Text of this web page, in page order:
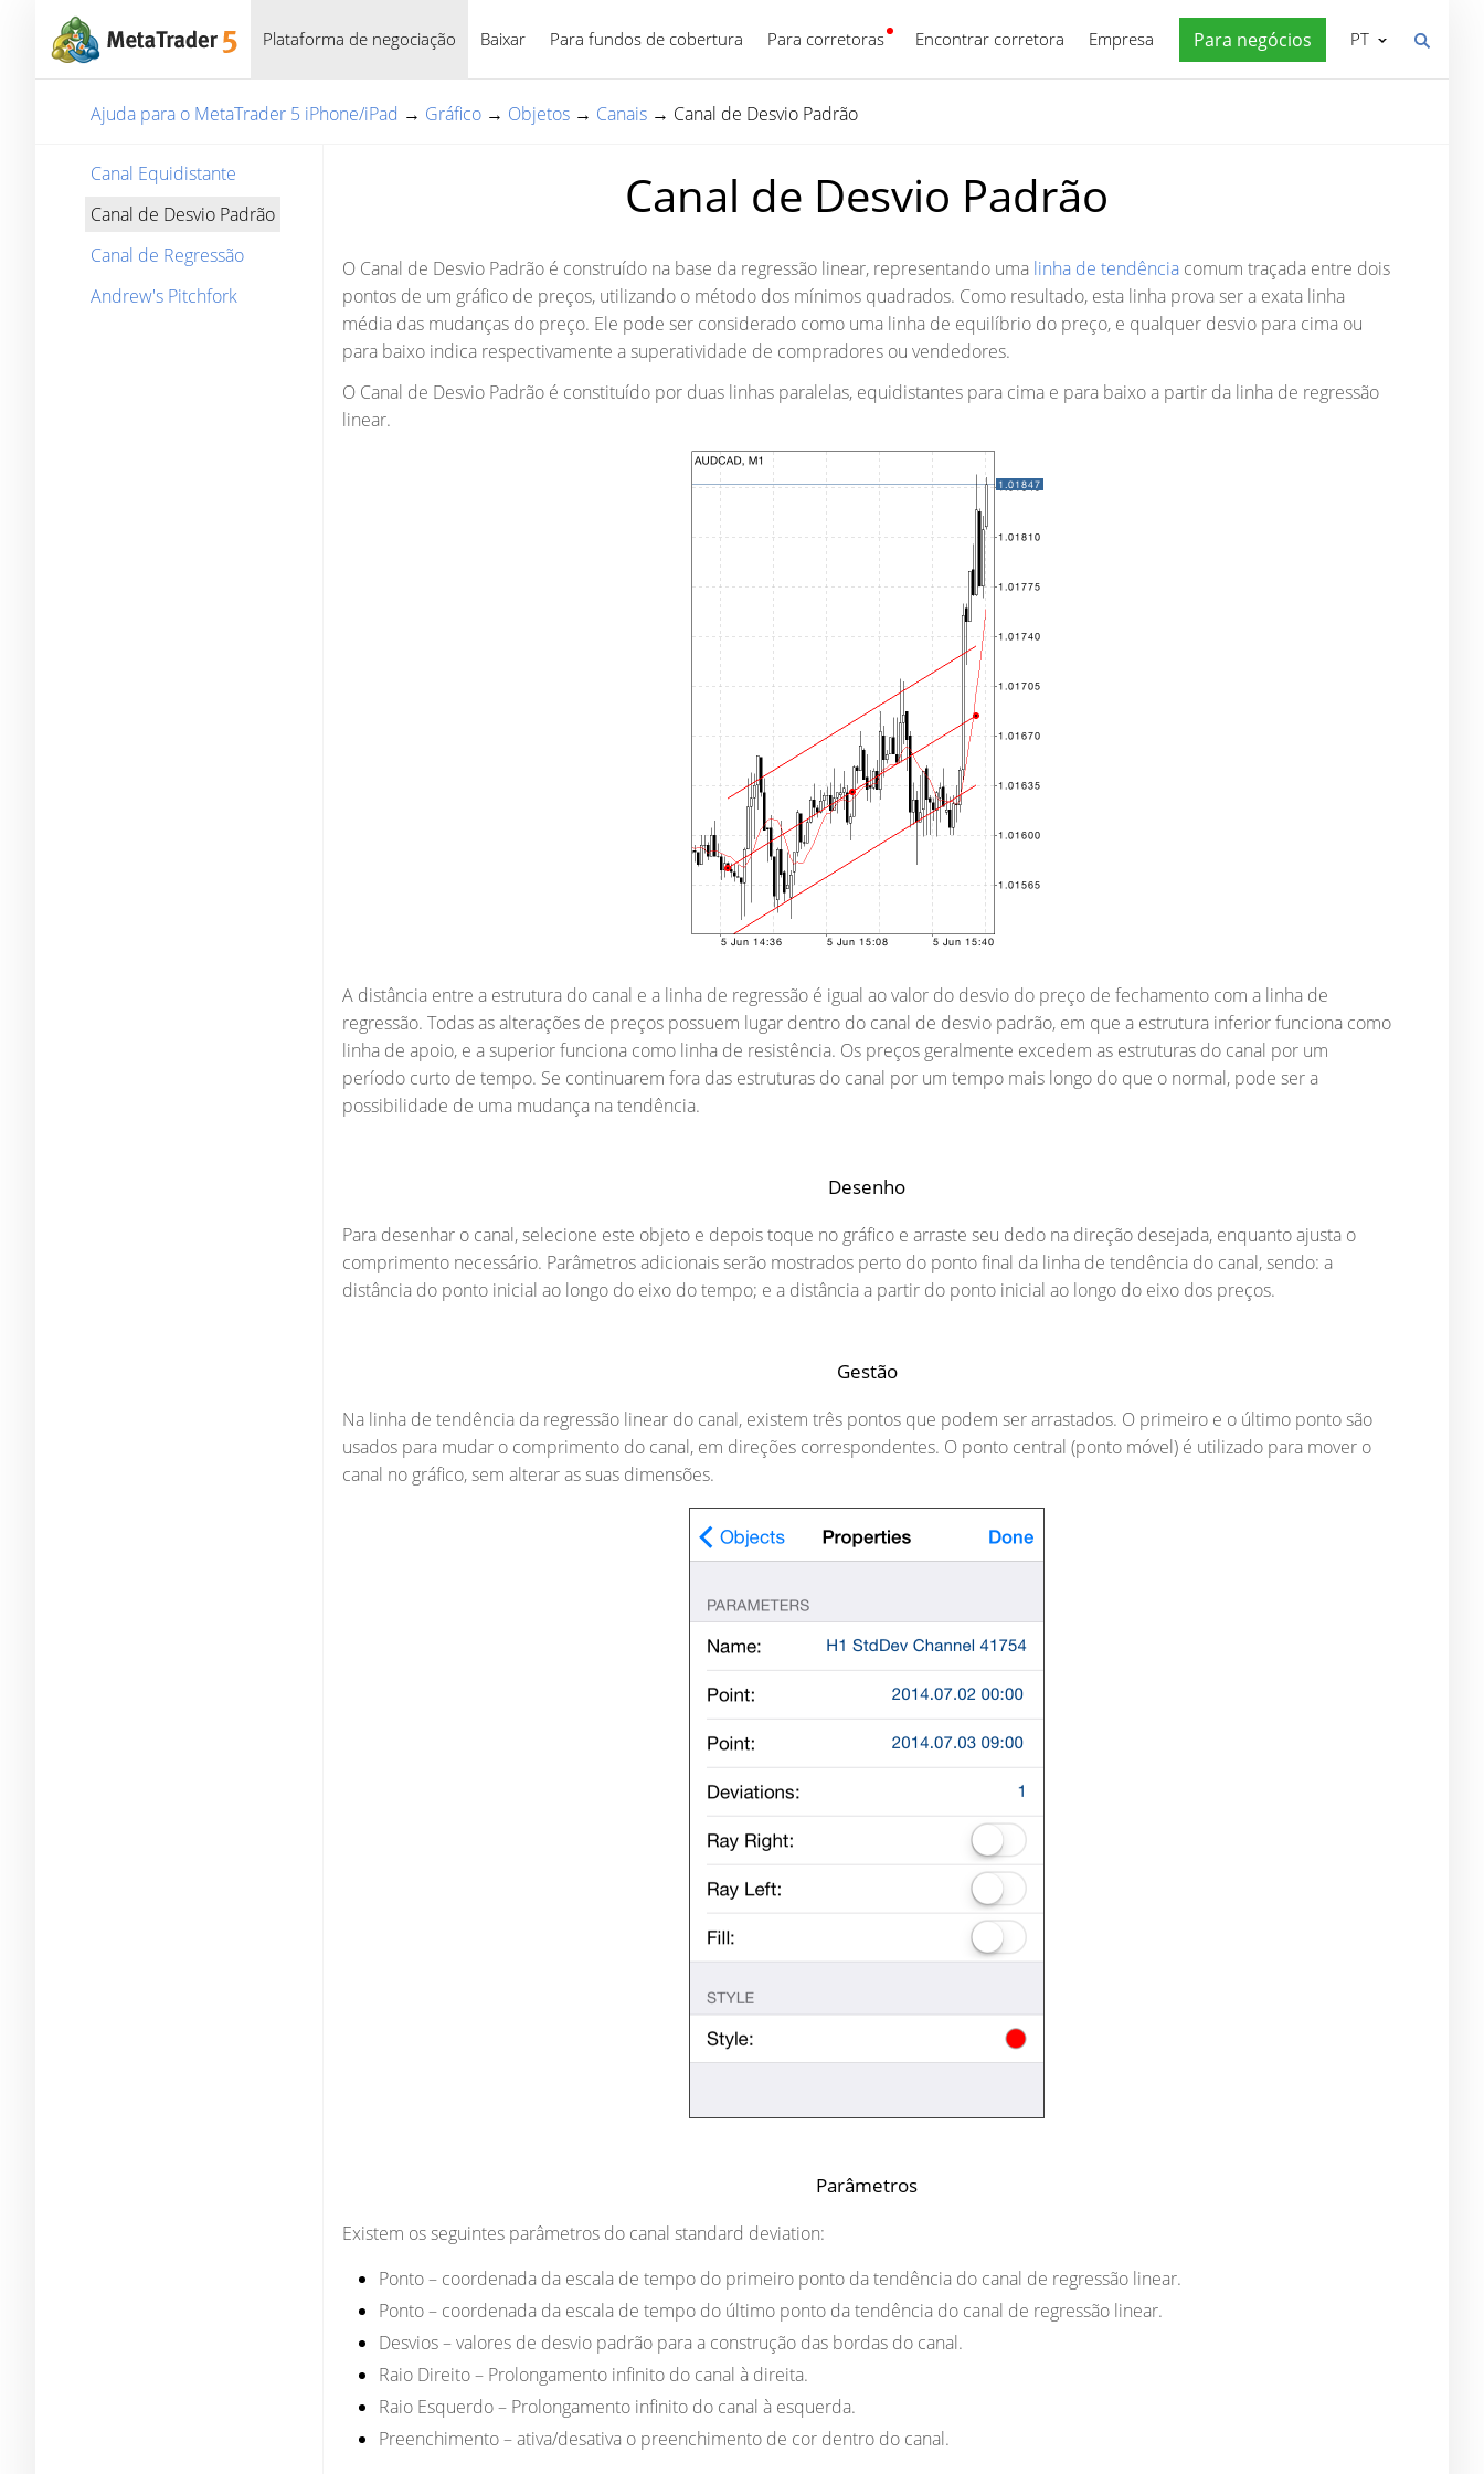
Plataforma de negociação Baixar Para fundos de cobertura Para corretoras Encontrar corretora Empresa Para negócios
Português PT
Ajuda para o MetaTrader 5 iPhone/iPad → Gráfico → Objetos → Canais → Canal de Desvio Padrão
Canal Equidistante
Canal de Desvio Padrão
Canal de Regressão
Andrew's Pitchfork
Canal de Desvio Padrão
O Canal de Desvio Padrão é construído na base da regressão linear, representando uma linha de tendência comum traçada entre dois
pontos de um gráfico de preços, utilizando o método dos mínimos quadrados. Como resultado, esta linha prova ser a exata linha
média das mudanças do preço. Ele pode ser considerado como uma linha de equilíbrio do preço, e qualquer desvio para cima ou
para baixo indica respectivamente a superatividade de compradores ou vendedores.
O Canal de Desvio Padrão é constituído por duas linhas paralelas, equidistantes para cima e para baixo a partir da linha de regressão
linear.
A distância entre a estrutura do canal e a linha de regressão é igual ao valor do desvio do preço de fechamento com a linha de
regressão. Todas as alterações de preços possuem lugar dentro do canal de desvio padrão, em que a estrutura inferior funciona como
linha de apoio, e a superior funciona como linha de resistência. Os preços geralmente excedem as estruturas do canal por um
período curto de tempo. Se continuarem fora das estruturas do canal por um tempo mais longo do que o normal, pode ser a
possibilidade de uma mudança na tendência.
Desenho
Para desenhar o canal, selecione este objeto e depois toque no gráfico e arraste seu dedo na direção desejada, enquanto ajusta o
comprimento necessário. Parâmetros adicionais serão mostrados perto do ponto final da linha de tendência do canal, sendo: a
distância do ponto inicial ao longo do eixo do tempo; e a distância a partir do ponto inicial ao longo do eixo dos preços.
Gestão
Na linha de tendência da regressão linear do canal, existem três pontos que podem ser arrastados. O primeiro e o último ponto são
usados ​​para mudar o comprimento do canal, em direções correspondentes. O ponto central (ponto móvel) é utilizado para mover o
canal no gráfico, sem alterar as suas dimensões.
Parâmetros
Existem os seguintes parâmetros do canal standard deviation:
Ponto– coordenada da escala de tempo do primeiro ponto da tendência do canal de regressão linear.
Ponto– coordenada da escala de tempo do último ponto da tendência do canal de regressão linear.
Desvios– valores de desvio padrão para a construção das bordas do canal.
Raio Direito– Prolongamento infinito do canal à direita.
Raio Esquerdo– Prolongamento infinito do canal à esquerda.
Preenchimento– ativa/desativa o preenchimento de cor dentro do canal.